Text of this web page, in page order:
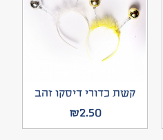
קשת כדורי דיסקו זהב
₪2.50